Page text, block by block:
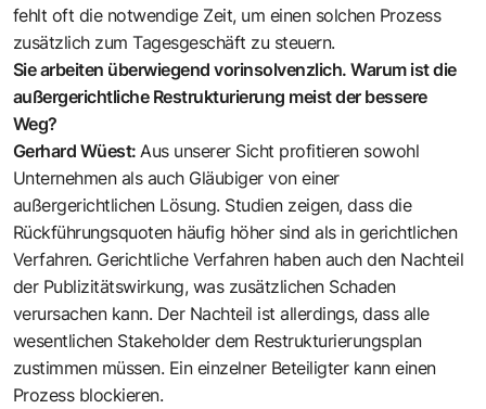
fehlt oft die notwendige Zeit, um einen solchen Prozess
zusätzlich zum Tagesgeschäft zu steuern.
Sie arbeiten überwiegend vor­insolvenzlich. Warum ist die
außergerichtliche Restrukturierung meist der bessere
Weg?
Gerhard Wüest: Aus unserer Sicht profitieren sowohl
Unternehmen als auch Gläubiger von einer
außergerichtlichen Lösung. Studien zeigen, dass die
Rückführungsquoten häufig höher sind als in gerichtlichen
Verfahren. Gerichtliche Verfahren haben auch den Nachteil
der Publizitätswirkung, was zusätzlichen Schaden
verursachen kann. Der Nachteil ist allerdings, dass alle
wesentlichen Stakeholder dem Restrukturierungsplan
zustimmen müssen. Ein einzelner Beteiligter kann einen
Prozess blockieren.